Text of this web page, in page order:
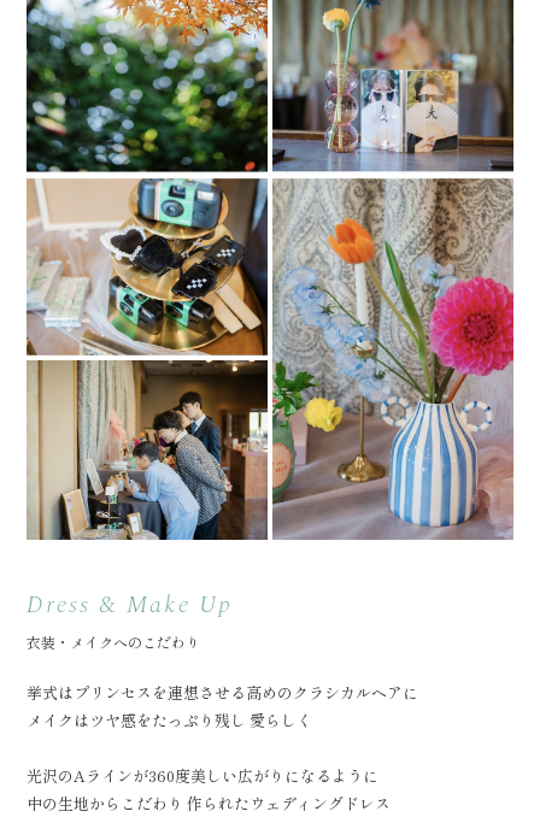
Dress & Make Up
衣装・メイクへのこだわり
挙式はプリンセスを連想させる高めのクラシカルヘアに
メイクはツヤ感をたっぷり残し 愛らしく
光沢のAラインが360度美しい広がりになるように
中の生地からこだわり 作られたウェディングドレス